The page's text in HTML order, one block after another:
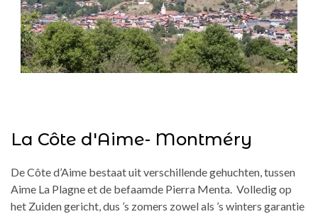
La Côte d'Aime- Montméry
De Côte d’Aime bestaat uit verschillende gehuchten, tussen
Aime La Plagne et de befaamde Pierra Menta. Volledig op
het Zuiden gericht, dus ’s zomers zowel als ’s winters garantie